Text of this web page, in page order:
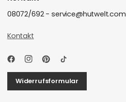
08072/692 - service@hutwelt.com
Kontakt
Widerrufsformular